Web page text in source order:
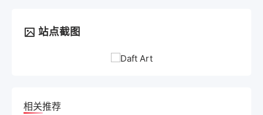
站点截图
相关推荐